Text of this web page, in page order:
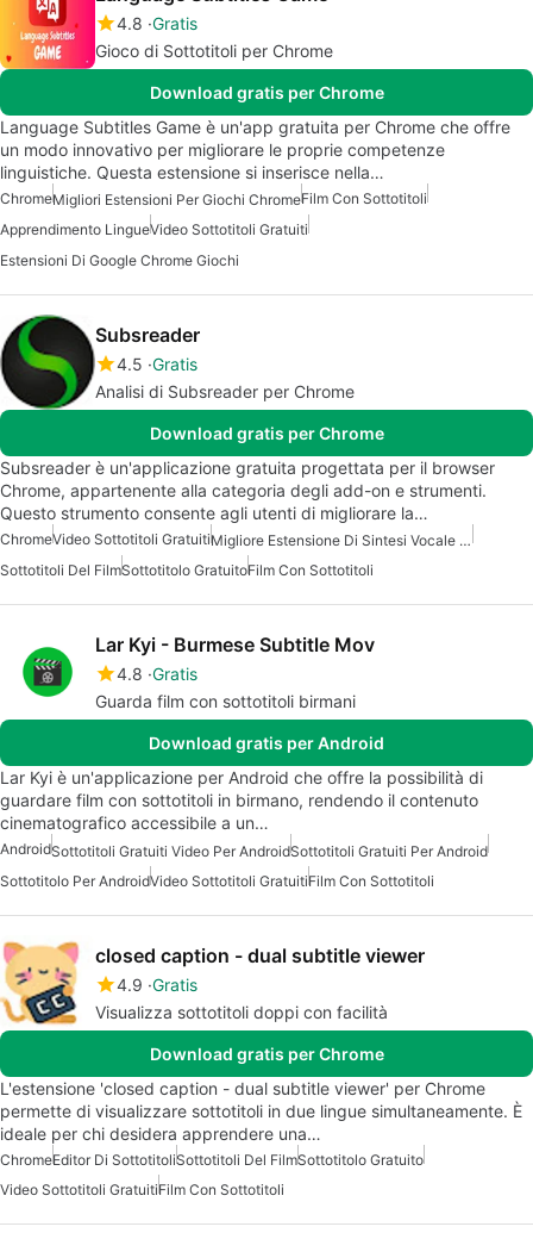
4.8 Gratis
Gioco di Sottotitoli per Chrome
Download gratis per Chrome
Language Subtitles Game è un'app gratuita per Chrome che offre
un modo innovativo per migliorare le proprie competenze
linguistiche. Questa estensione si inserisce nella…
ChromeMigliori Estensioni Per Giochi ChromeFilm Con Sottotitoli
Apprendimento LingueVideo Sottotitoli Gratuiti
Estensioni Di Google Chrome Giochi
Subsreader
4.5 Gratis
Analisi di Subsreader per Chrome
Download gratis per Chrome
Subsreader è un'applicazione gratuita progettata per il browser
Chrome, appartenente alla categoria degli add-on e strumenti.
Questo strumento consente agli utenti di migliorare la…
ChromeVideo Sottotitoli Gratuiti
Migliore Estensione Di Sintesi Vocale Per Chrome
Sottotitoli Del FilmSottotitolo GratuitoFilm Con Sottotitoli
Lar Kyi - Burmese Subtitle Mov
4.8 Gratis
Guarda film con sottotitoli birmani
Download gratis per Android
Lar Kyi è un'applicazione per Android che offre la possibilità di
guardare film con sottotitoli in birmano, rendendo il contenuto
cinematografico accessibile a un…
AndroidSottotitoli Gratuiti Video Per AndroidSottotitoli Gratuiti Per Android
Sottotitolo Per AndroidVideo Sottotitoli GratuitiFilm Con Sottotitoli
closed caption - dual subtitle viewer
4.9 Gratis
Visualizza sottotitoli doppi con facilità
Download gratis per Chrome
L'estensione 'closed caption - dual subtitle viewer' per Chrome
permette di visualizzare sottotitoli in due lingue simultaneamente. È
ideale per chi desidera apprendere una…
ChromeEditor Di SottotitoliSottotitoli Del FilmSottotitolo Gratuito
Video Sottotitoli GratuitiFilm Con Sottotitoli